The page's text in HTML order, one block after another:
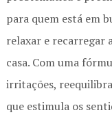
para quem está em
relaxar e recarregar
casa. Com uma
irritações,
que estimula os